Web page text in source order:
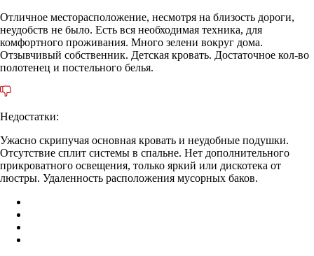
Отличное месторасположение, несмотря на близость дороги,
неудобств не было. Есть вся необходимая техника, для
комфортного проживания. Много зелени вокруг дома.
Отзывчивый собственник. Детская кровать. Достаточное кол-во
полотенец и постельного белья.
Недостатки:
Ужасно скрипучая основная кровать и неудобные подушки.
Отсутствие сплит системы в спальне. Нет дополнительного
прикроватного освещения, только яркий или дискотека от
люстры. Удаленность расположения мусорных баков.